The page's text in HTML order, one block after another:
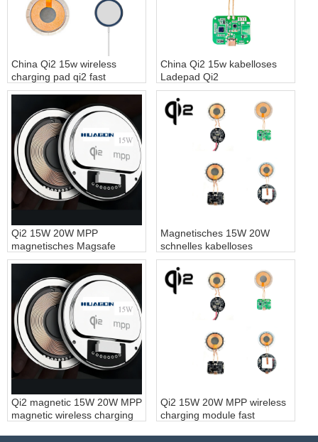
China Qi2 15w wireless
charging pad qi2 fast
charger supplier - COPY -
China Qi2 15w kabelloses
Ladepad Qi2
Schnellladegerät Lieferant
Qi2 15W 20W MPP
magnetisches Magsafe
kabelloses Lademodul
Magnet schnelles kabelloses
Ladegerät für iPhone
Magnetisches 15W 20W
schnelles kabelloses
Ladegerät, magnetisches
kabelloses Lademodul,
magnetische schnelle
kabellose Ladeanpassung
Qi2 magnetic 15W 20W MPP
magnetic wireless charging
Qi2 15W 20W MPP wireless
charging module fast